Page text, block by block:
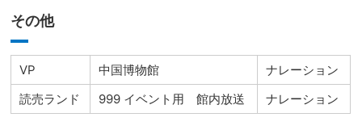
その他
VP 中国博物館
ナレーション
読売ランド
999 イベント用 館内放送 ナレーション